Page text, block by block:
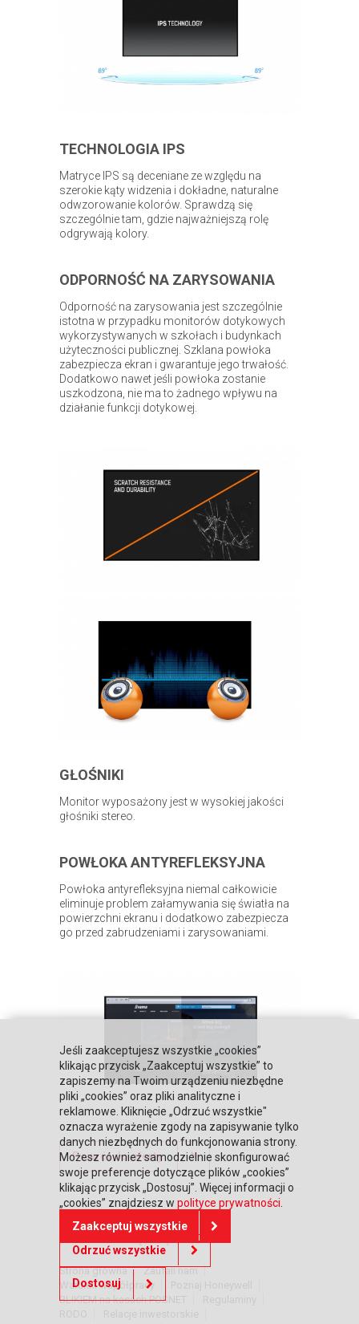
TECHNOLOGIA IPS
Matryce IPS są deceniane ze względu na
szerokie kąty widzenia i dokładne, naturalne
odwzorowanie kolorów. Sprawdzą się
szczególnie tam, gdzie najważniejszą rolę
odgrywają kolory.
ODPORNOŚĆ NA ZARYSOWANIA
Odporność na zarysowania jest szczególnie
istotna w przypadku monitorów dotykowych
wykorzystywanych w szkołach i budynkach
użyteczności publicznej. Szklana powłoka
zabezpiecza ekran i gwarantuje jego trwałość.
Dodatkowo nawet jeśli powłoka zostanie
uszkodzona, nie ma to żadnego wpływu na
działanie funkcji dotykowej.
GŁOŚNIKI
Monitor wyposażony jest w wysokiej jakości
głośniki stereo.
POWŁOKA ANTYREFLEKSYJNA
Powłoka antyrefleksyjna niemal całkowicie
eliminuje problem załamywania się światła na
powierzchni ekranu i dodatkowo zabezpiecza
go przed zabrudzeniami i zarysowaniami.
Powrót do oferty
DOWIEDZ SIĘ WIĘCEJ
Strona główna
Zaufali nam
Warunki współpracy
BLIKIEM na kasach POSNET
Jeśli zaakceptujesz wszystkie „cookies”
klikając przycisk „Zaakceptuj wszystkie” to
zapiszemy na Twoim urządzeniu niezbędne
pliki „cookies” oraz pliki analityczne i
reklamowe. Kliknięcie „Odrzuć wszystkie"
oznacza wyrażenie zgody na zapisywanie tylko
danych niezbędnych do funkcjonowania strony.
Możesz również samodzielnie skonfigurować
swoje preferencje dotyczące plików „cookies”
klikając przycisk „Dostosuj”. Więcej informacji o
„cookies” znajdziesz w polityce prywatności
Zaakceptuj wszystkie
Odrzuć wszystkie
Dostosuj